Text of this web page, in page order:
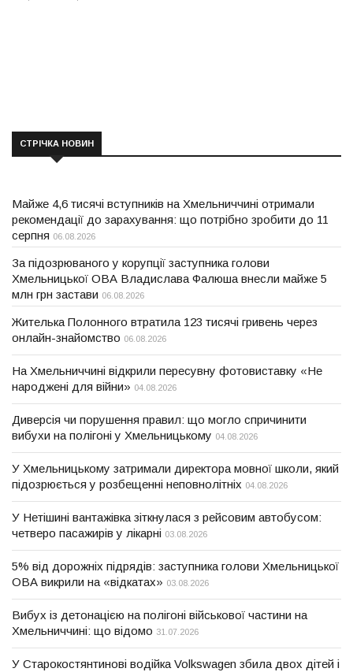
СТРІЧКА НОВИН
Майже 4,6 тисячі вступників на Хмельниччині отримали
рекомендації до зарахування: що потрібно зробити до 11
серпня 06.08.2026
За підозрюваного у корупції заступника голови
Хмельницької ОВА Владислава Фалюша внесли майже 5
млн грн застави 06.08.2026
Жителька Полонного втратила 123 тисячі гривень через
онлайн-знайомство 06.08.2026
На Хмельниччині відкрили пересувну фотовиставку «Не
народжені для війни» 04.08.2026
Диверсія чи порушення правил: що могло спричинити
вибухи на полігоні у Хмельницькому 04.08.2026
У Хмельницькому затримали директора мовної школи, який
підозрюється у розбещенні неповнолітніх 04.08.2026
У Нетішині вантажівка зіткнулася з рейсовим автобусом:
четверо пасажирів у лікарні 03.08.2026
5% від дорожніх підрядів: заступника голови Хмельницької
ОВА викрили на «відкатах» 03.08.2026
Вибух із детонацією на полігоні військової частини на
Хмельниччині: що відомо 31.07.2026
У Старокостянтинові водійка Volkswagen збила двох дітей і